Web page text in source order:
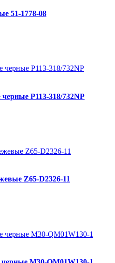
51-1778-08
P113-318/732NP
Z65-D2326-11